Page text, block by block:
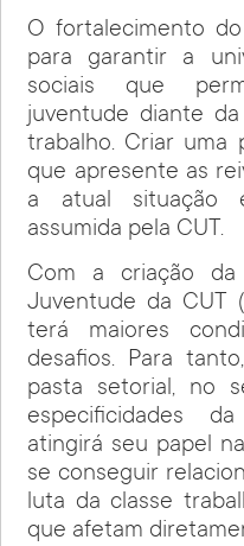
O fortalecimento
para garantir a
sociais que
juventude diante
trabalho. Criar uma
que apresente as
a atual situação
assumida pela CUT.
Com a criação da
Juventude da CUT
terá maiores
desafios. Para
pasta setorial, no
especificidades
atingirá seu papel
se conseguir
luta da classe
que afetam